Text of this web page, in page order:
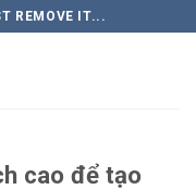
REMOVE IT...
cao để tạo